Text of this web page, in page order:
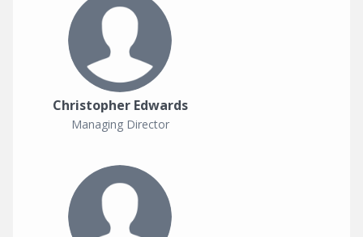
Christopher Edwards
Managing Director